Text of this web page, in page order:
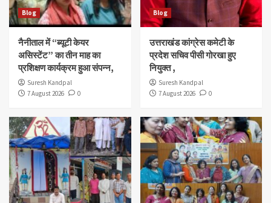
Blog
नैनीताल में “ब्यूटी केयर
असिस्टेंट” का तीन माह का
प्रशिक्षण कार्यक्रम हुआ संपन्न,
Suresh Kandpal
7 August 2026
0
Blog
उत्तराखंड कांग्रेस कमेटी के
प्रदेश सचिव पीसी गोरखा हुए
नियुक्त ,
Suresh Kandpal
7 August 2026
0